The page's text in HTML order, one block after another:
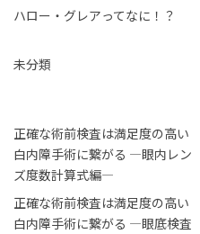
ハロー・グレアってなに！？
未分類
正確な術前検査は満足度の高い
白内障手術に繋がる ―眼内レン
ズ度数計算式編―
正確な術前検査は満足度の高い
白内障手術に繋がる ―眼底検査